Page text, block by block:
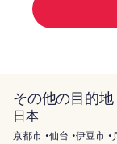
その他の目的地
日本
京都市 仙台 伊豆市